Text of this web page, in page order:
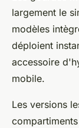
largement le
modèles
déploient
accessoire
mobile.
Les versions